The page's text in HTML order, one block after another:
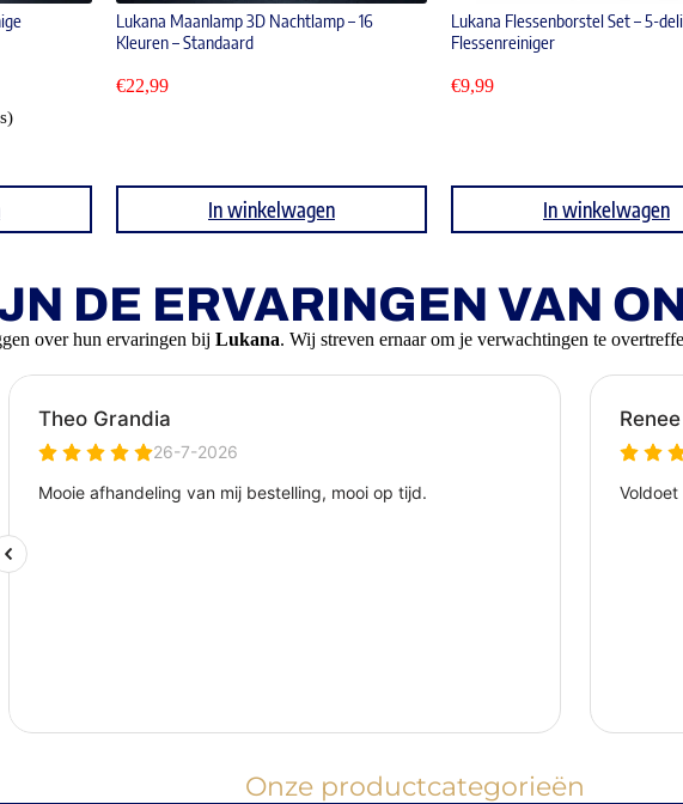
Lukana Maanlamp 3D Nachtlamp – 16
Kleuren – Standaard
€22,99
In winkelwagen
Lukana Flessenborstel Set – 5-
Flessenreiniger
€9,99
In winkelwagen
DE ERVARINGEN VAN
over hun ervaringen bij Lukana. Wij streven ernaar om je verwachtingen te
Onze productcategorieën